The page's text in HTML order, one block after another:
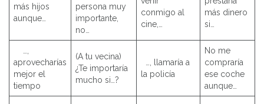
más hijos
aunque…
persona muy
importante,
no…
conmigo al
cine,…
más dinero
si…
aprovecharías
mejor el
tiempo
(A tu vecina)
¿Te importaría
mucho si…?
…, llamaría a
la policía
No me
compraría
ese coche
aunque…